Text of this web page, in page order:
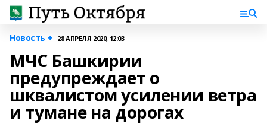
Новость + 28 АПРЕЛЯ 2020, 12:03
МЧС Башкирии
предупреждает о
шквалистом усилении ветра
и тумане на дорогах